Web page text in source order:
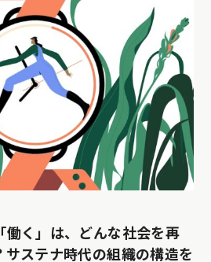
働く」は、どんな社会を再
ステナ時代の組織の構造を